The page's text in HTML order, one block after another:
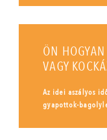
ÖN
VAGY
Az idei aszályos
gyapottok-